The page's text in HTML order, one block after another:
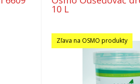
10 L
Zľava na OSMO produkty